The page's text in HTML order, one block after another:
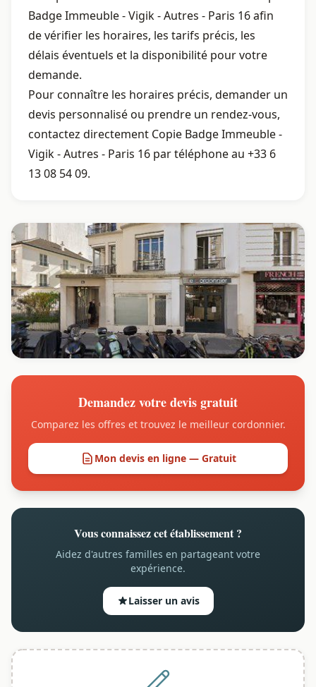
Badge Immeuble - Vigik - Autres - Paris 16 afin
de vérifier les horaires, les tarifs précis, les
délais éventuels et la disponibilité pour votre
demande.
Pour connaître les horaires précis, demander un
devis personnalisé ou prendre un rendez-vous,
contactez directement Copie Badge Immeuble -
Vigik - Autres - Paris 16 par téléphone au +33 6
13 08 54 09.
Demandez votre devis gratuit
Comparez les offres et trouvez le meilleur cordonnier.
Mon devis en ligne — Gratuit
Vous connaissez cet établissement ?
Aidez d'autres familles en partageant votre
expérience.
Laisser un avis